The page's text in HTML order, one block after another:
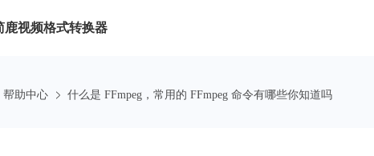
鹿视频格式转换器
帮助中心 什么是 FFmpeg，常用的 FFmpeg 命令有哪些你知道吗